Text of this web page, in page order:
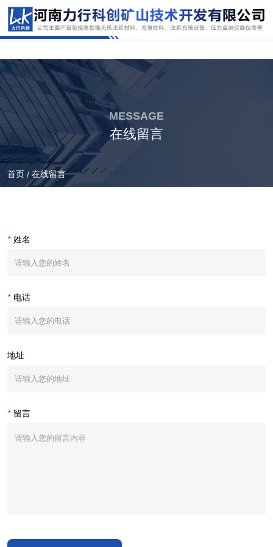
MESSAGE
在线留言
首页/ 在线留言
* 姓名
* 电话
地址
* 留言